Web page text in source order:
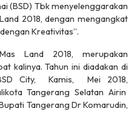
(BSD) Tbk menyelenggarakan
2018, dengan mengangkat
Kreativitas”.
Land 2018, merupakan
kalinya. Tahun ini diadakan di
City, Kamis, Mei 2018,
Tangerang Selatan Airin
Tangerang Dr Komarudin,